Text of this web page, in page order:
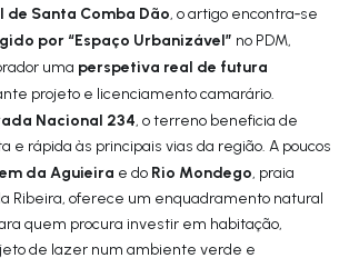
Santa Comba Dão, o artigo encontra‑se
por “Espaço Urbanizável” no PDM,
uma perspetiva real de futura
projeto e licenciamento camarário.
Nacional 234, o terreno beneficia de
e rápida às principais vias da região. A poucos
da Aguieira e do Rio Mondego, praia
Ribeira, oferece um enquadramento natural
quem procura investir em habitação,
de lazer num ambiente verde e